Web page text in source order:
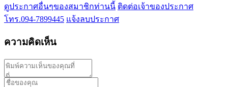
ดูประกาศอื่นๆของสมาชิกท่านนี้ ติดต่อเจ้าของประกาศ
โทร.094-7899445 แจ้งลบประกาศ
ความคิดเห็น